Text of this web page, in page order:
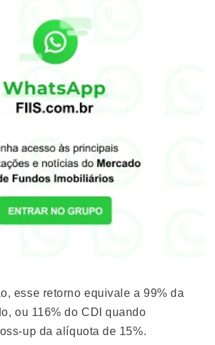
esse retorno equivale a 99% da
ou 116% do CDI quando
up da alíquota de 15%.